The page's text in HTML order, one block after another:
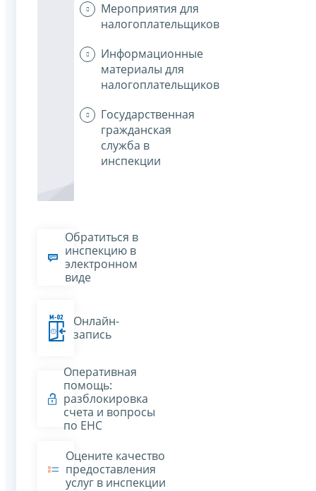
Мероприятия для
налогоплательщиков
Информационные
материалы для
налогоплательщиков
Государственная
гражданская
служба в
инспекции
Обратиться в
инспекцию в
электронном
виде
Онлайн-
запись
Оперативная
помощь:
разблокировка
счета и вопросы
по ЕНС
Оцените качество
предоставления
услуг в инспекции